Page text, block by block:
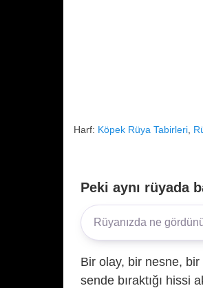
Harf: Köpek Rüya Tabirleri
Peki aynı rüyada
Bir olay, bir nesne,
sende bıraktığı hissi